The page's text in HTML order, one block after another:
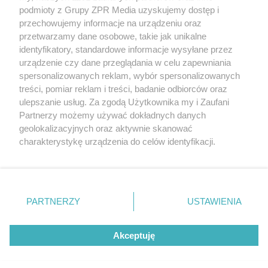
rozpowszechniany lub dalej rozpowszechniany w jakikolwiek
sposób (w tym także elektroniczny lub mechaniczny) na
jakimkolwiek polu eksploatacji w jakiejkolwiek formie, włącznie z
umieszczaniem w Internecie bez pisemnej zgody właściciela praw.
Jakiekolwiek użycie lub wykorzystanie utworów w całości lub w
części z naruszeniem prawa, tzn. bez właściwej zgody, jest
zabronione pod groźbą kary i może być ścigane prawnie.
podmioty z Grupy ZPR Media uzyskujemy dostęp i
przechowujemy informacje na urządzeniu oraz
przetwarzamy dane osobowe, takie jak unikalne
identyfikatory, standardowe informacje wysyłane przez
urządzenie czy dane przeglądania w celu zapewniania
spersonalizowanych reklam, wybór spersonalizowanych
treści, pomiar reklam i treści, badanie odbiorców oraz
ulepszanie usług. Za zgodą Użytkownika my i Zaufani
Partnerzy możemy używać dokładnych danych
geolokalizacyjnych oraz aktywnie skanować
charakterystykę urządzenia do celów identyfikacji.
zmienić/wycofać klikając przycisk ustawień prywatności
znajdujący się w lewym dolnym rogu strony
rodzaje przetwarzania danych nie wymagają zgody
użytkownika, ale masz prawo sprzeciwić się takiemu
przetwarzaniu. Preferencje będą miały zastosowanie tylko
PARTNERZY USTAWIENIA
Akceptuję